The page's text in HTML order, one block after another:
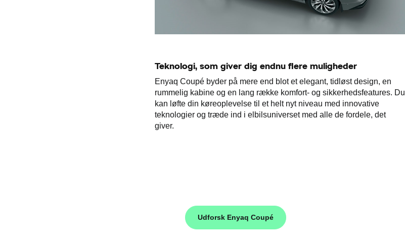
Teknologi, som giver dig endnu flere muligheder
Enyaq Coupé byder på mere end blot et elegant, tidløst design, en
rummelig kabine og en lang række komfort- og sikkerhedsfeatures. Du
kan løfte din køreoplevelse til et helt nyt niveau med innovative
teknologier og træde ind i elbilsuniverset med alle de fordele, det
giver.
Udforsk Enyaq Coupé